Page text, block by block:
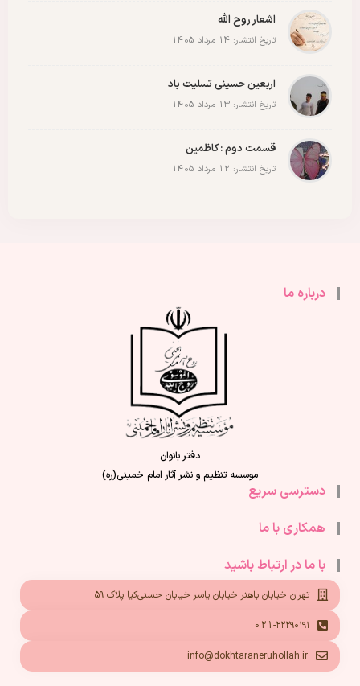
اشعار روح الله
تاریخ انتشار: 14 مرداد 1405
اربعین حسینی تسلیت باد
تاریخ انتشار: 13 مرداد 1405
قسمت دوم : کاظمین
تاریخ انتشار: 12 مرداد 1405
درباره ما
دفتر بانوان
موسسه تنظیم و نشر آثار امام خمینی(ره)
دسترسی سریع
همکاری با ما
با ما در ارتباط باشید
تهران خیابان باهنر خیابان یاسر خیابان حسنی‌کیا پلاک ۵۹
021-۲۲۲۹۰۱۹۱
info@dokhtaraneruhollah.ir